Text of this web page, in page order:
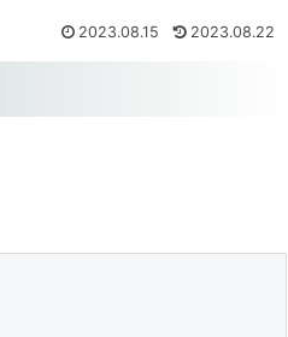
2023.08.15 2023.08.22